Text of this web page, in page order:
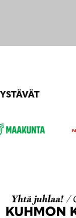
YSTÄVÄT